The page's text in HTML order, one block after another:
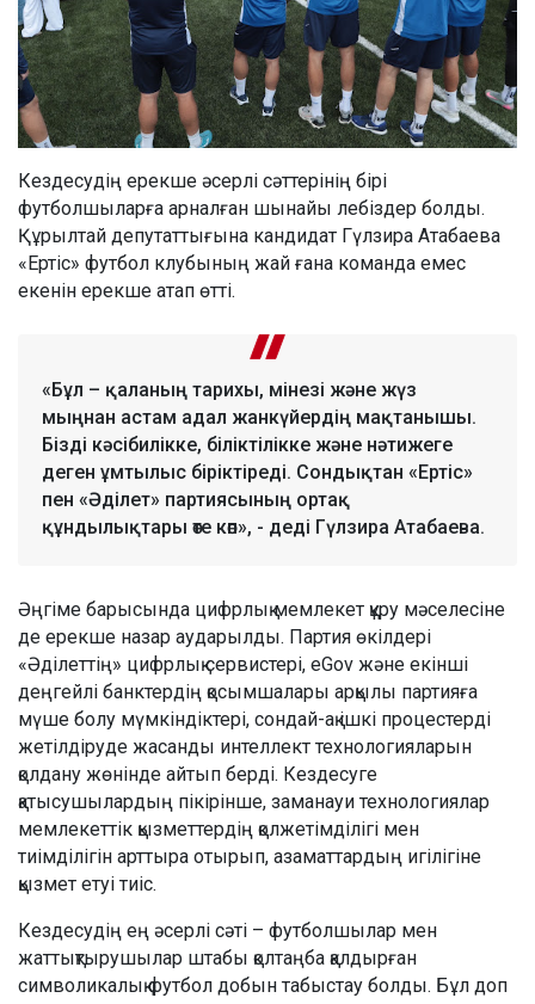
Кездесудің ерекше әсерлі сәттерінің бірі
футболшыларға арналған шынайы лебіздер болды.
Құрылтай депутаттығына кандидат Гүлзира Атабаева
«Ертіс» футбол клубының жай ғана команда емес
екенін ерекше атап өтті.
«Бұл – қаланың тарихы, мінезі және жүз
мыңнан астам адал жанкүйердің мақтанышы.
Бізді кәсібилікке, біліктілікке және нәтижеге
деген ұмтылыс біріктіреді. Сондықтан «Ертіс»
пен «Әділет» партиясының ортақ
құндылықтары өте көп», - деді Гүлзира Атабаева.
Әңгіме барысында цифрлық мемлекет құру мәселесіне
де ерекше назар аударылды. Партия өкілдері
«Әділеттің» цифрлық сервистері, eGov және екінші
деңгейлі банктердің қосымшалары арқылы партияға
мүше болу мүмкіндіктері, сондай-ақ ішкі процестерді
жетілдіруде жасанды интеллект технологияларын
қолдану жөнінде айтып берді. Кездесуге
қатысушылардың пікірінше, заманауи технологиялар
мемлекеттік қызметтердің қолжетімділігі мен
тиімділігін арттыра отырып, азаматтардың игілігіне
қызмет етуі тиіс.
Кездесудің ең әсерлі сәті – футболшылар мен
жаттықтырушылар штабы қолтаңба қалдырған
символикалық футбол добын табыстау болды. Бұл доп